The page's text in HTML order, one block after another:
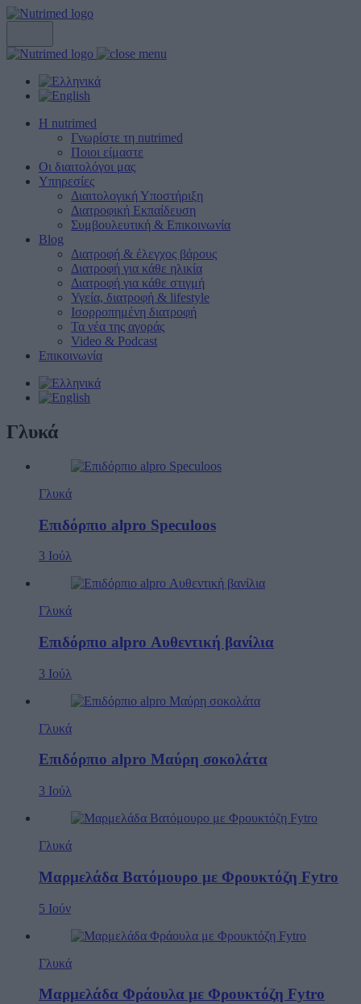
Η nutrimed
Γνωρίστε τη nutrimed
Ποιοι είμαστε
Οι διαιτολόγοι μας
Υπηρεσίες
Διαιτολογική Υποστήριξη
Διατροφική Εκπαίδευση
Συμβουλευτική & Επικοινωνία
Blog
Διατροφή & έλεγχος βάρους
Διατροφή για κάθε ηλικία
Διατροφή για κάθε στιγμή
Υγεία, διατροφή & lifestyle
Ισορροπημένη διατροφή
Τα νέα της αγοράς
Video & Podcast
Επικοινωνία
Γλυκά
Γλυκά
Επιδόρπιο alpro Speculoos
3 Ιούλ
Γλυκά
Επιδόρπιο alpro Αυθεντική βανίλια
3 Ιούλ
Γλυκά
Επιδόρπιο alpro Μαύρη σοκολάτα
3 Ιούλ
Γλυκά
Μαρμελάδα Βατόμουρο με Φρουκτόζη Fytro
5 Ιούν
Γλυκά
Μαρμελάδα Φράουλα με Φρουκτόζη Fytro